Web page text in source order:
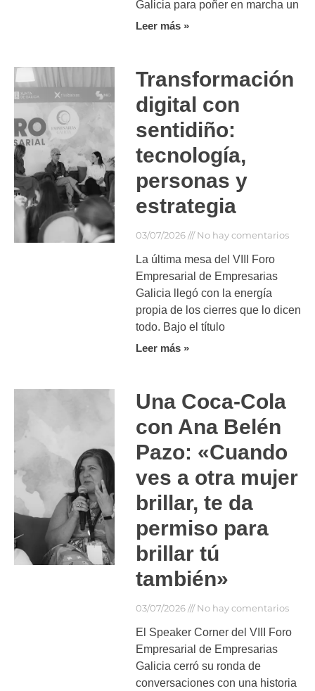
Galicia para poñer en marcha un
Leer más »
Transformación
digital con
sentidiño:
tecnología,
personas y
estrategia
03/07/2026 No hay comentarios
La última mesa del VIII Foro
Empresarial de Empresarias
Galicia llegó con la energía
propia de los cierres que lo dicen
todo. Bajo el título
Leer más »
Una Coca-Cola
con Ana Belén
Pazo: «Cuando
ves a otra mujer
brillar, te da
permiso para
brillar tú
también»
03/07/2026 No hay comentarios
El Speaker Corner del VIII Foro
Empresarial de Empresarias
Galicia cerró su ronda de
conversaciones con una historia